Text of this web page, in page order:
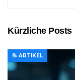
Kürzliche Posts
📝 ARTIKEL